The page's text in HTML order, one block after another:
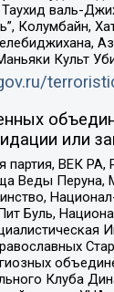
валь-
Колумбайн,
Культ
или
партия, ВЕК
Веды Перуна,
Буль,
Клуба